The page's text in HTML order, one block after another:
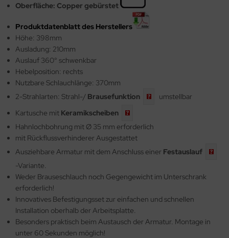
Oberfläche: Copper gebürstet
Produktdatenblatt des Herstellers
Höhe: 398mm
Ausladung: 210mm
Auslauf 360° schwenkbar
Hebelposition: rechts
Nutzbare Schlauchlänge: 370mm
2-Strahlarten: Strahl-/ Brausefunktion
umstellbar
Kartusche mit Keramikscheiben
Hahnlochbohrung mit Ø 35 mm erforderlich
mit Rückflussverhinderer Ausgestattet
Ausziehbare Armatur mit dem Anschluss einer Festauslauf
-Variante.
Weder Brauseschlauch noch Gegengewicht im Unterschrank
erforderlich!
Innovatives Befestigungsset zur einfachen und schnellen
Installation oberhalb der Arbeitsplatte.
Besonders praktisch beim Austausch der Armatur. Montage in
unter 60 Sekunden möglich!